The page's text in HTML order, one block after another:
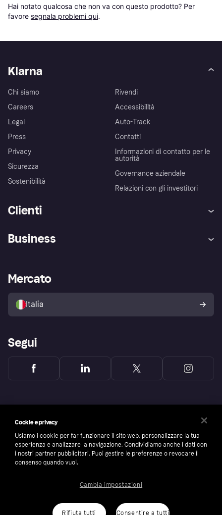
Hai notato qualcosa che non va con questo prodotto? Per
favore segnala problemi qui.
Klarna
Chi siamo
Careers
Legal
Press
Privacy
Sicurezza
Sostenibilità
Rivendi
Accessibilità
Auto-Track
Contatti
Informazioni di contatto per le
autorità
Governance aziendale
Relazioni con gli investitori
Clienti
Esplora i negozi
Politica di protezione
dell'acquirente Klarna
Business
Accesso aziende
Mercato
Italia
Segui
number: 556737-0431
Cookie e privacy
Usiamo i cookie per far funzionare il sito web, personalizzare la tua
esperienza e analizzare la navigazione. Condividiamo anche i dati con
i nostri partner pubblicitari. Puoi gestire le preferenze o revocare il
consenso quando vuoi.
Rifiuta tutti Consentire a tutti
Cambia impostazioni